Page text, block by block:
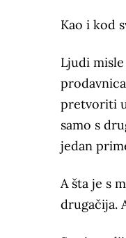
Kao i kod
Ljudi
pretvoriti
samo s
jedan
A šta je s
drugačija.